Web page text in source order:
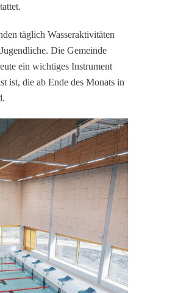
täglich Wasseraktivitäten
Die Gemeinde
ein wichtiges Instrument
ist, die ab Ende des Monats in